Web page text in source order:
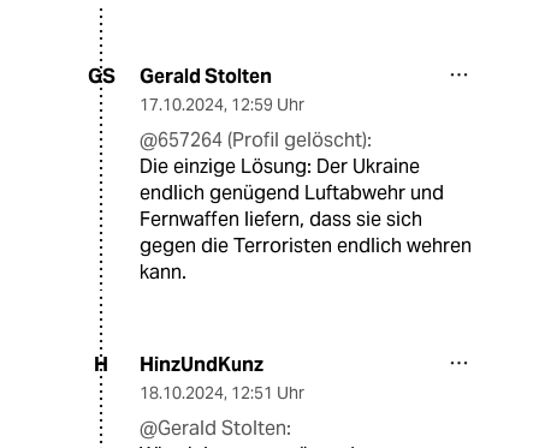
GS Gerald Stolten
17.10.2024, 12:59 Uhr
@657264 (Profil gelöscht):
Die einzige Lösung: Der Ukraine
endlich genügend Luftabwehr und
Fernwaffen liefern, dass sie sich
gegen die Terroristen endlich wehren
kann.
H HinzUndKunz
18.10.2024, 12:51 Uhr
@Gerald Stolten: